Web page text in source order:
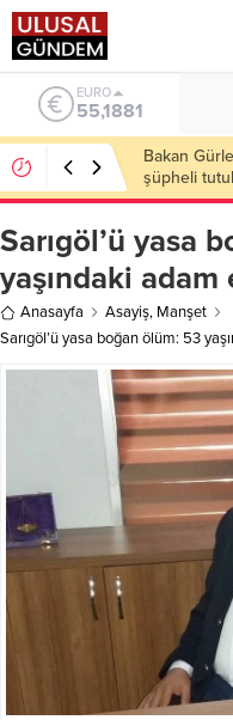
ALTIN
6.660,55
Ahbap
Levent ve
Sarıgöl’ü yasa
yaşındaki
Anasayfa Asayiş, Manşet
Sarıgöl’ü yasa boğan ölüm: 53